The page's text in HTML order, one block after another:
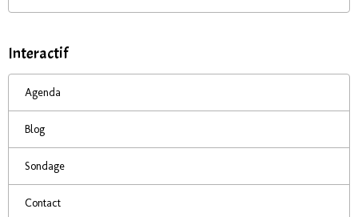
Interactif
Agenda
Blog
Sondage
Contact